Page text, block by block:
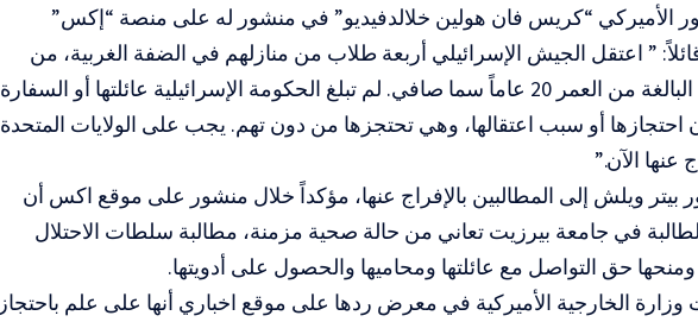
الأميركي “كريس فان هولين خلالدفيديو” في منشور له على منصة “إكس”
قائلاً: ” اعتقل الجيش الإسرائيلي أربعة طلاب من منازلهم في الضفة الغربية، من
بينهم الأميركية البالغة من العمر 20 عاماً سما صافي. لم تبلغ الحكومة الإسرائيلية عائلتها أو السفارة
احتجازها أو سبب اعتقالها، وهي تحتجزها من دون تهم. يجب على الولايات المتحدة
عنها الآن.”
بيتر ويلش إلى المطالبين بالإفراج عنها، مؤكداً خلال منشور على موقع اكس أن
في جامعة بيرزيت تعاني من حالة صحية مزمنة، مطالبة سلطات الاحتلال
حق التواصل مع عائلتها ومحاميها والحصول على أدويتها.
وزارة الخارجية الأميركية في معرض ردها على موقع اخباري أنها على علم باحتجاز